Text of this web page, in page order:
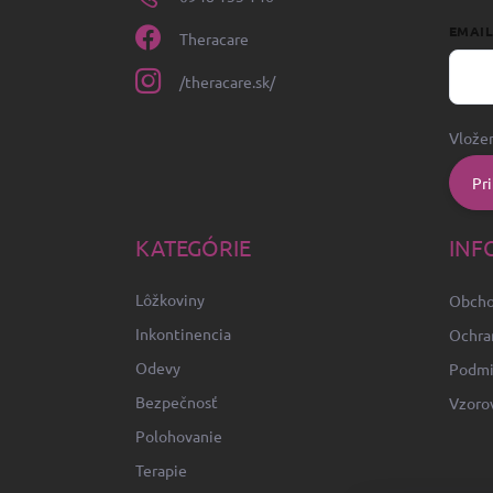
Theracare
/theracare.sk/
EMAIL
KATEGÓRIE
Lôžkoviny
Inkontinencia
Odevy
Bezpečnosť
Polohovanie
Terapie